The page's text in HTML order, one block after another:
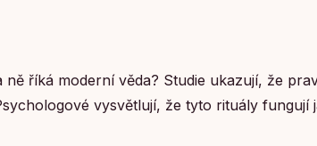
říká moderní věda? Studie ukazují, že
vysvětlují, že tyto rituály